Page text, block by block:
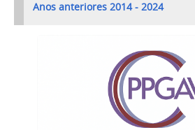
Anos anteriores 2014 - 2024